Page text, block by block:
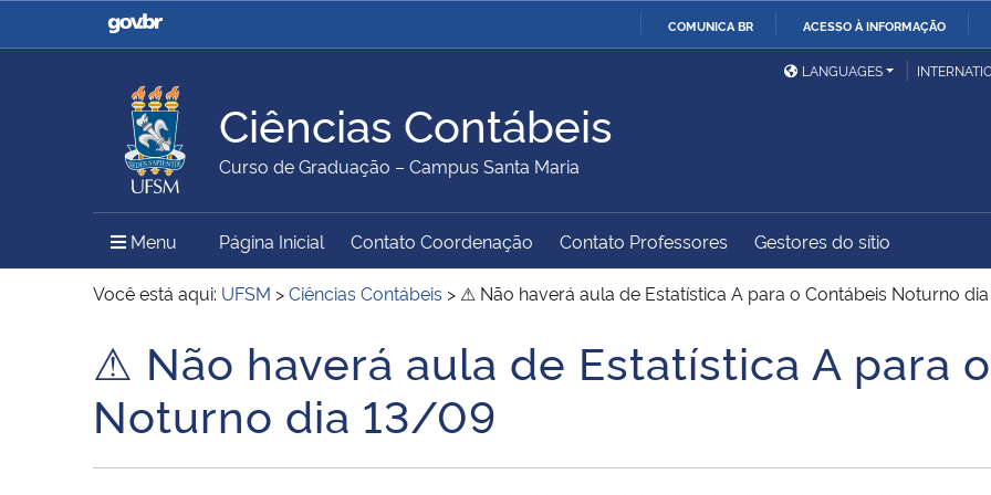
COMUNICA BR ACESSO À INFORMAÇÃO
Casa Civil
Ministério da Justiça e
Ministério da Defesa
Ministério das Relações
Exteriores
Ministério da Agricultura,
Pecuária e Abastecimento
Ministério da Educação Ministério da Cidadania
Ministério do Meio Ambiente Ministério do Turismo
Ministério do
Desenvolvimento Regional
Controladoria-Geral da
Secretaria de Governo
Gabinete de Segurança
Institucional
Advocacia-Geral da União Banco Central do Brasil
LANGUAGES
Ciências Contábeis
Curso de Graduação – Campus Santa Maria
Menu Menu Principal do Sítio
Página Inicial Contato Coordenação Contato Professores Gestores do sítio
Você está aqui: UFSM >Ciências Contábeis > ⚠ Não haverá aula de Estatística A para o Contábeis Noturno
Início do conteúdo
⚠ Não haverá aula de Estatística A para
Noturno dia 13/09